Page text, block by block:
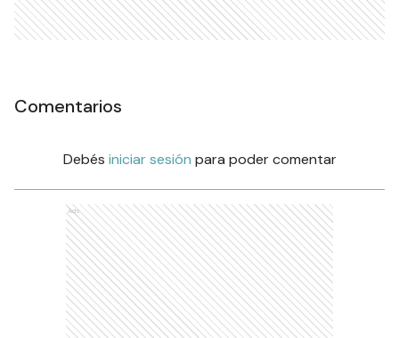
Comentarios
Debés iniciar sesión para poder comentar
Ads